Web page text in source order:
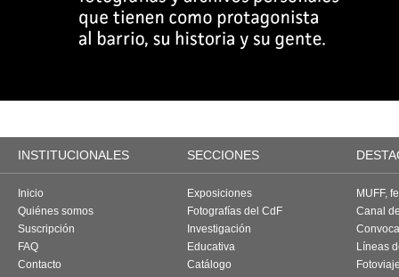
INSTITUCIONALES SECCIONES
Inicio
Quiénes somos
Suscripción
FAQ
Contacto
Exposiciones
Fotografías del CdF
Investigación
Educativa
Catálogo
MUFF,
Canal
Líneas